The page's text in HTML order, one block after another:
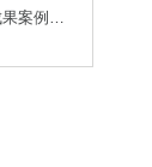
案例重